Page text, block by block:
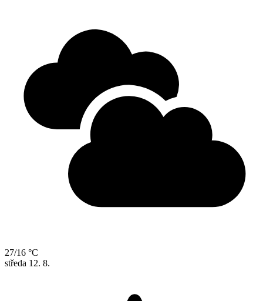
27/16 °C
středa 12. 8.